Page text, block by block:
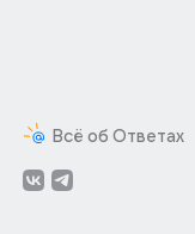
Всё об Ответах